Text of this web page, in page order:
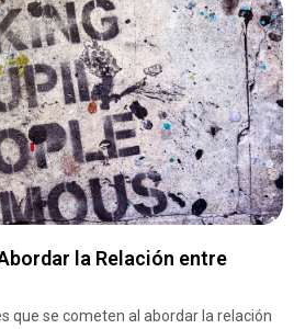
la Relación entre
que se cometen al abordar la relación